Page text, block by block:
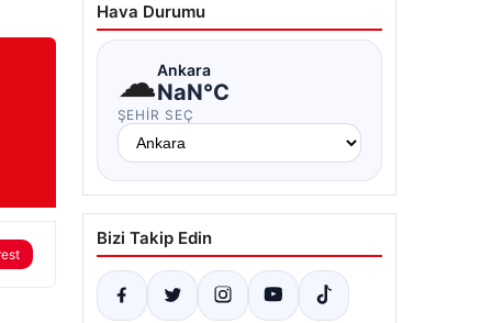
Hava Durumu
☁Ankara
NaN°C
ŞEHIR SEÇ
Bizi Takip Edin